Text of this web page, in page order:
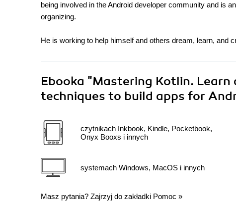
being involved in the Android developer community and is
organizing.
He is working to help himself and others dream, learn, and
Ebooka "Mastering Kotlin. Learn
techniques to build apps for
czytnikach Inkbook, Kindle, Pocketbook,
Onyx Booxs i innych
systemach Windows, MacOS i innych
Masz pytania? Zajrzyj do zakładki Pomoc »